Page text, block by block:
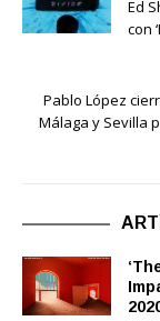
Ed
con
Pablo López
Málaga y Sevilla